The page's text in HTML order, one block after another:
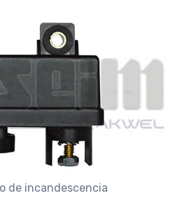
de incandescencia